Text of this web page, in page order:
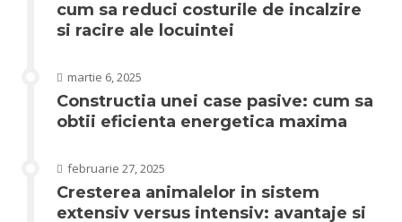
cum sa reduci costurile de incalzire
si racire ale locuintei
martie 6, 2025
Constructia unei case pasive: cum sa
obtii eficienta energetica maxima
februarie 27, 2025
Cresterea animalelor in sistem
extensiv versus intensiv: avantaje si